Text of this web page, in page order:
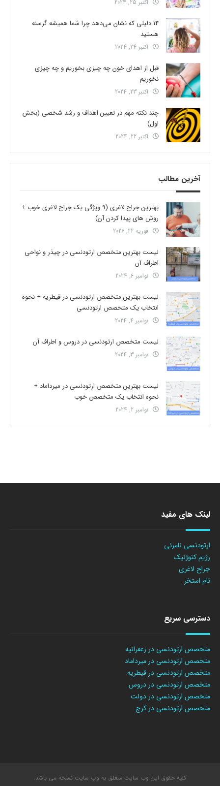
اکتبر 25, 2024
14 دلیلی که نشان می‌دهد چرا شما همیشه گرسنه
هستید
اکتبر 24, 2024
قبل از اهدای خون چه چیزی بخوریم و چه چیزی
نخوریم
اکتبر 23, 2024
چند نکته مهم در تعیین اهداف و رشد شخصی (بخش
اول)
اکتبر 22, 2024
آخرین مطالب
بهترین جراح لاغری (9 ویژگی یک جراح لاغری خوب +
روش های پیدا کردن آن)
فوریه 22, 2026
لیست بهترین متخصص ارتودنسی در چیذر و نواحی
اطراف آن
نوامبر 6, 2024
لیست بهترین متخصص ارتودنسی در قیطریه + نحوه
انتخاب یک متخصص ارتودنسی
نوامبر 4, 2024
لیست متخصص ارتودنسی در دروس و اطراف آن
نوامبر 3, 2024
لیست بهترین متخصص ارتودنسی در میرداماد +
نحوه انتخاب یک متخصص خوب
نوامبر 2, 2024
لینک های مفید
ارتودنسی نامرئی
رژیم کتوژنیک
جراح لاغری
تام استخر
دسترسی سریع
متخصص ارتودنسی در زعفرانیه
متخصص ارتودنسی در میرداماد
متخصص ارتودنسی در قیطریه
متخصص ارتودنسی در دروس
متخصص ارتودنسی در دولت
متخصص ارتودنسی در کرج
کلیه حقوق این وب سایت متعلق به وب سایت نسخه می باشد.